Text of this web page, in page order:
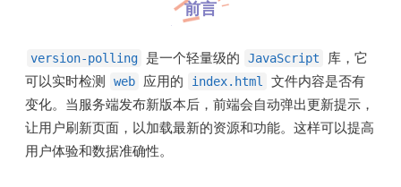
前言
version-polling 是一个轻量级的 JavaScript
库，它
可以实时检测
web 应用的 index.html
文件内容是否有
变化。当服务端发布新版本后，前端会自动弹出更新提示，
让用户刷新页面，以加载最新的资源和功能。这样可以提高
用户体验和数据准确性。